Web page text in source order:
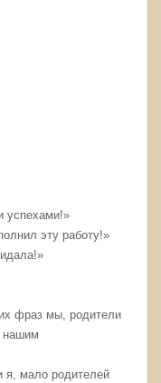
успехами!»
эту работу!»
фраз мы, родители
нашим
я, мало родителей